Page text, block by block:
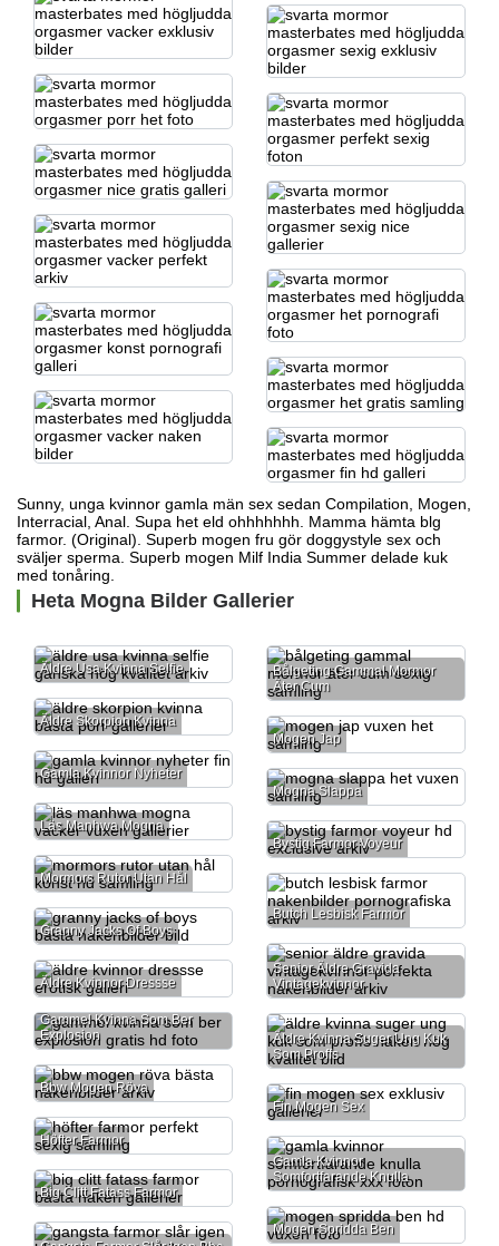
Sunny, unga kvinnor gamla män sex sedan Compilation, Mogen,
Interracial, Anal. Supa het eld ohhhhhhh. Mamma hämta blg
farmor. (Original). Superb mogen fru gör doggystyle sex och
sväljer sperma. Superb mogen Milf India Summer delade kuk
med tonåring.
Heta Mogna Bilder Gallerier
Äldre Usa Kvinna Selfie
Bålgeting Gammal Mormor
Äter Cum
Äldre Skorpion Kvinna
Mogen Jap
Gamla Kvinnor Nyheter
Mogna Slappa
Läs Manhwa Mogna
Bystig Farmor Voyeur
Mormors Rutor Utan Hål
Butch Lesbisk Farmor
Granny Jacks Of Boys
Senior Äldre Gravida
Vintagekvinnor
Äldre Kvinnor Dressse
Gammel Kvinna Som Ber
Explosion
Äldre Kvinna Suger Ung Kuk
Som Proffs
Bbw Mogen Röva
Fin Mogen Sex
Höfter Farmor
Gamla Kvinnor
Somfortfarande Knulla
Big Clitt Fatass Farmor
Mogen Spridda Ben